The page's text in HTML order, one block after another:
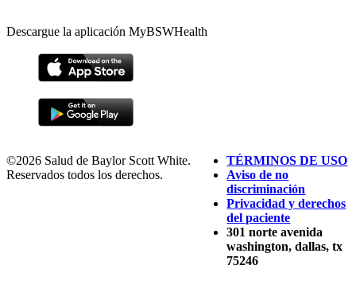
Descargue la aplicación MyBSWHealth
©2026 Salud de Baylor Scott White.
Reservados todos los derechos.
TÉRMINOS DE USO
Aviso de no
discriminación
Privacidad y derechos
del paciente
301 norte avenida
washington, dallas, tx
75246